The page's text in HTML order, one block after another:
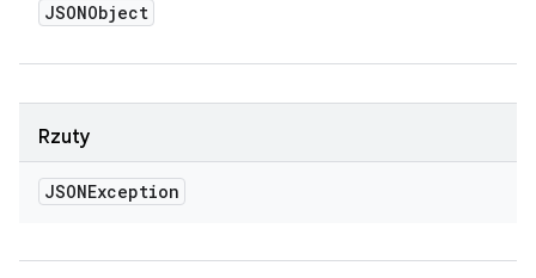
JSONObject
Rzuty
JSONException